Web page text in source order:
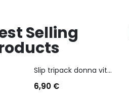
Selling
Slip tripack donna vita bassa cotonella art 3165 in cotone elasticizzato
6,90 €